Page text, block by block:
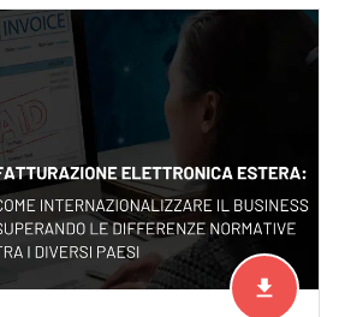
Scarica
file_download